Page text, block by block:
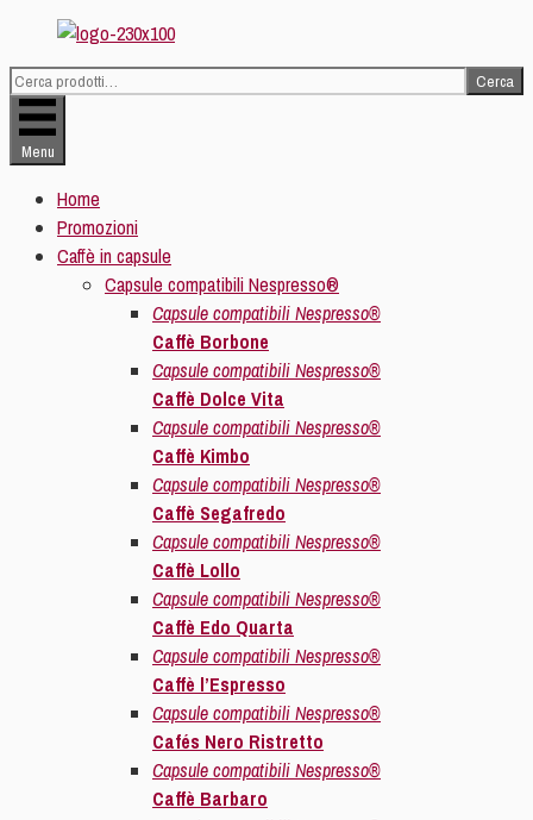
al
contenuto
Cerca: Cerca
Menu
Home
Promozioni
Caffè in capsule
Capsule compatibili Nespresso®
Capsule compatibili Nespresso®
Caffè Borbone
Capsule compatibili Nespresso®
Caffè Dolce Vita
Capsule compatibili Nespresso®
Caffè Kimbo
Capsule compatibili Nespresso®
Caffè Segafredo
Capsule compatibili Nespresso®
Caffè Lollo
Capsule compatibili Nespresso®
Caffè Edo Quarta
Capsule compatibili Nespresso®
Caffè l’Espresso
Capsule compatibili Nespresso®
Cafés Nero Ristretto
Capsule compatibili Nespresso®
Caffè Barbaro